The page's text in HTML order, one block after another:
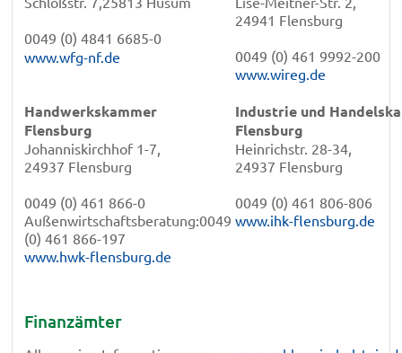
0049 (0) 4841 6685-0
www.wfg-nf.de
24941 Flensburg
0049 (0) 461 9992-200
www.wireg.de
Handwerkskammer
Flensburg
Johanniskirchhof 1-7,
24937 Flensburg
0049 (0) 461 866-0
Außenwirtschaftsberatung:0049
(0) 461 866-197
www.hwk-flensburg.de
Industrie und
Flensburg
Heinrichstr. 28-34,
24937 Flensburg
0049 (0) 461 806-806
www.ihk-flensburg.de
Finanzämter